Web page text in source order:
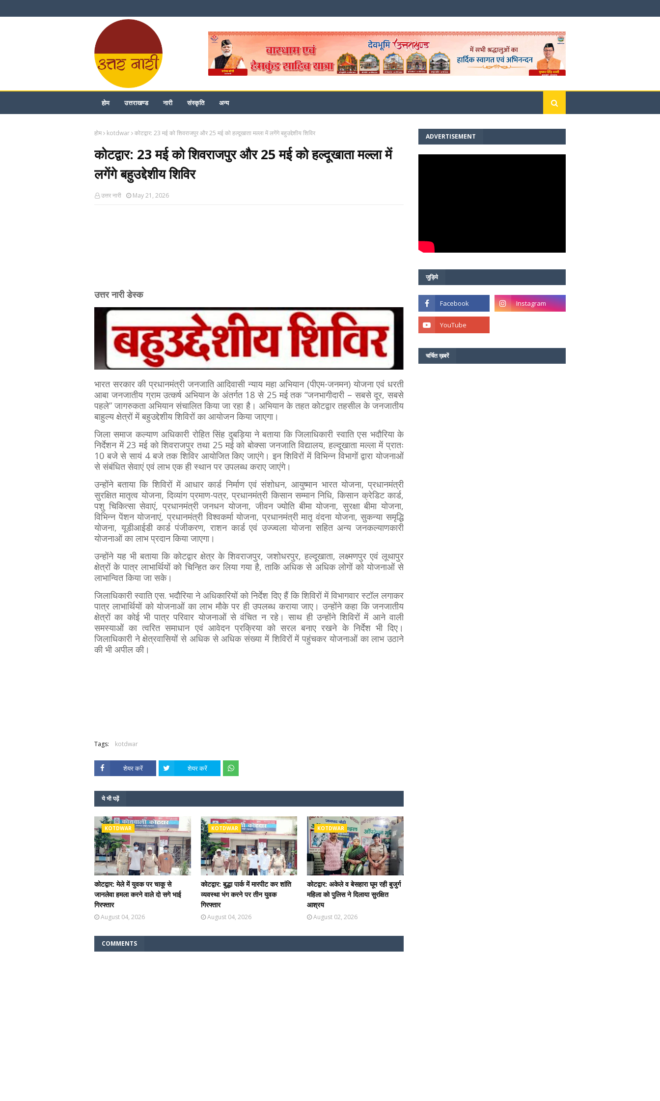
होम उत्तराखण्ड नारी संस्कृति अन्य
होम kotdwar कोटद्वार: 23 मई को शिवराजपुर और 25 मई को हल्दूखाता मल्ला में लगेंगे बहुउद्देशीय शिविर
कोटद्वार: 23 मई को शिवराजपुर और 25 मई को हल्दूखाता मल्ला में
लगेंगे बहुउद्देशीय शिविर
उत्तर नारी May 21, 2026
उत्तर नारी डेस्क
भारत सरकार की प्रधानमंत्री जनजाति आदिवासी न्याय महा अभियान (पीएम-जनमन) योजना एवं धरती
आबा जनजातीय ग्राम उत्कर्ष अभियान के अंतर्गत 18 से 25 मई तक “जनभागीदारी – सबसे दूर, सबसे
पहले” जागरुकता अभियान संचालित किया जा रहा है। अभियान के तहत कोटद्वार तहसील के जनजातीय
बाहुल्य क्षेत्रों में बहुउद्देशीय शिविरों का आयोजन किया जाएगा।
जिला समाज कल्याण अधिकारी रोहित सिंह दुबड़िया ने बताया कि जिलाधिकारी स्वाति एस भदौरिया के
निर्देशन में 23 मई को शिवराजपुर तथा 25 मई को बोक्सा जनजाति विद्यालय, हल्दूखाता मल्ला में प्रातः
10 बजे से सायं 4 बजे तक शिविर आयोजित किए जाएंगे। इन शिविरों में विभिन्न विभागों द्वारा योजनाओं
से संबंधित सेवाएं एवं लाभ एक ही स्थान पर उपलब्ध कराए जाएंगे।
उन्होंने बताया कि शिविरों में आधार कार्ड निर्माण एवं संशोधन, आयुष्मान भारत योजना, प्रधानमंत्री
सुरक्षित मातृत्व योजना, दिव्यांग प्रमाण-पत्र, प्रधानमंत्री किसान सम्मान निधि, किसान क्रेडिट कार्ड,
पशु चिकित्सा सेवाएं, प्रधानमंत्री जनधन योजना, जीवन ज्योति बीमा योजना, सुरक्षा बीमा योजना,
विभिन्न पेंशन योजनाएं, प्रधानमंत्री विश्वकर्मा योजना, प्रधानमंत्री मातृ वंदना योजना, सुकन्या समृद्धि
योजना, यूडीआईडी कार्ड पंजीकरण, राशन कार्ड एवं उज्ज्वला योजना सहित अन्य जनकल्याणकारी
योजनाओं का लाभ प्रदान किया जाएगा।
उन्होंने यह भी बताया कि कोटद्वार क्षेत्र के शिवराजपुर, जशोधरपुर, हल्दूखाता, लक्ष्मणपुर एवं लूथापुर
क्षेत्रों के पात्र लाभार्थियों को चिन्हित कर लिया गया है, ताकि अधिक से अधिक लोगों को योजनाओं से
लाभान्वित किया जा सके।
जिलाधिकारी स्वाति एस. भदौरिया ने अधिकारियों को निर्देश दिए हैं कि शिविरों में विभागवार स्टॉल लगाकर
पात्र लाभार्थियों को योजनाओं का लाभ मौके पर ही उपलब्ध कराया जाए। उन्होंने कहा कि जनजातीय
क्षेत्रों का कोई भी पात्र परिवार योजनाओं से वंचित न रहे। साथ ही उन्होंने शिविरों में आने वाली
समस्याओं का त्वरित समाधान एवं आवेदन प्रक्रिया को सरल बनाए रखने के निर्देश भी दिए।
जिलाधिकारी ने क्षेत्रवासियों से अधिक से अधिक संख्या में शिविरों में पहुंचकर योजनाओं का लाभ उठाने
की भी अपील की।
Tags: kotdwar
शेयर करें शेयर करें
ये भी पढ़ें
KOTDWAR
कोटद्वार: मेले में युवक पर चाकू से
जानलेवा हमला करने वाले दो सगे भाई
गिरफ्तार
August 04, 2026
KOTDWAR
कोटद्वार: बुद्धा पार्क में मारपीट कर शांति
व्यवस्था भंग करने पर तीन युवक
गिरफ्तार
August 04, 2026
KOTDWAR
कोटद्वार: अकेले व बेसहारा घूम रही बुजुर्ग
महिला को पुलिस ने दिलाया सुरक्षित
आश्रय
August 02, 2026
COMMENTS
ADVERTISEMENT
जुड़िये
चर्चित ख़बरें